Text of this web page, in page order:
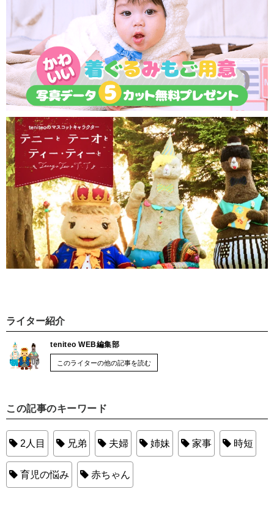
ライター紹介
teniteo WEB編集部
このライターの他の記事を読む
この記事のキーワード
2人目 兄弟 夫婦 姉妹 家事 時短
育児の悩み 赤ちゃん